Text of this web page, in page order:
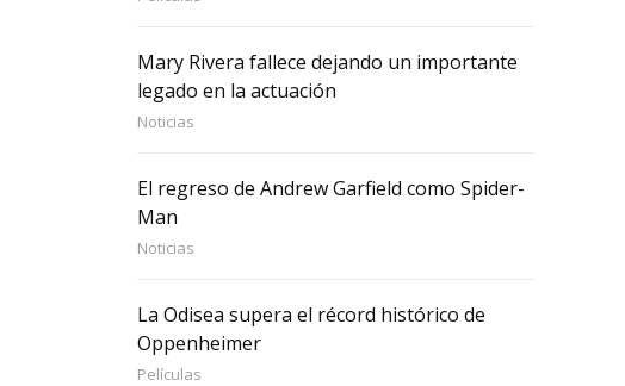
Mary Rivera fallece dejando un importante
legado en la actuación
Noticias
El regreso de Andrew Garfield como Spider-
Man
Noticias
La Odisea supera el récord histórico de
Oppenheimer
Películas